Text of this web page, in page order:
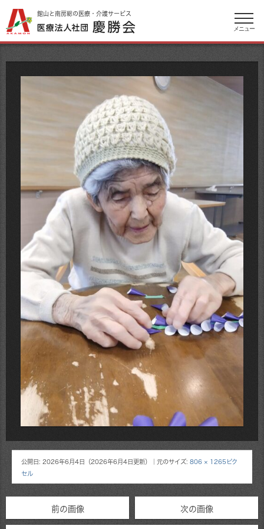
館山と南房総の医療・介護サービス
メニュー
公開日: 2026年6月4日 （2026年6月4日更新） ｜元のサイズ: 806 × 1265ピク
セル
前の画像 次の画像